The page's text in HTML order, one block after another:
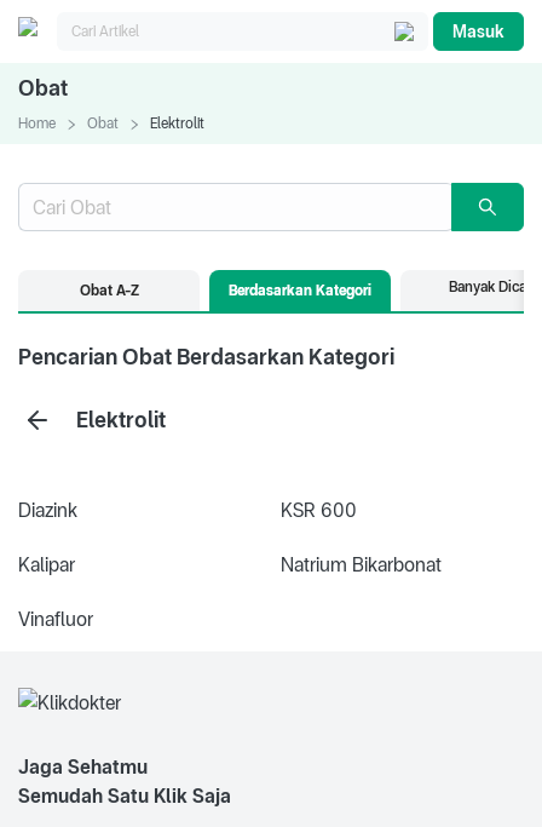
Masuk
Obat
Home Obat Elektrolit
Obat A-Z Berdasarkan Kategori Banyak Dicari
Pencarian Obat Berdasarkan Kategori
Elektrolit
Diazink KSR 600
Kalipar Natrium Bikarbonat
Vinafluor
Jaga Sehatmu
Semudah Satu Klik Saja